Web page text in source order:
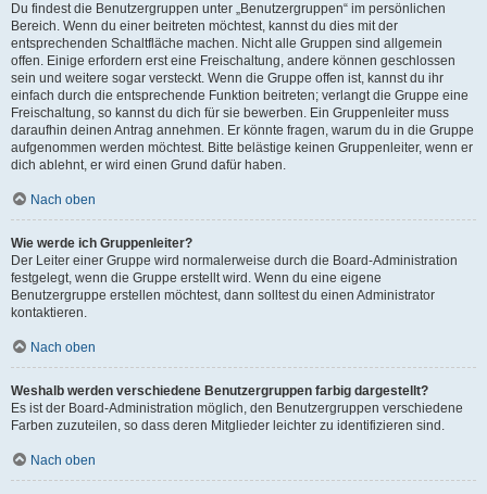
Du findest die Benutzergruppen unter „Benutzergruppen“ im persönlichen
Bereich. Wenn du einer beitreten möchtest, kannst du dies mit der
entsprechenden Schaltfläche machen. Nicht alle Gruppen sind allgemein
offen. Einige erfordern erst eine Freischaltung, andere können geschlossen
sein und weitere sogar versteckt. Wenn die Gruppe offen ist, kannst du ihr
einfach durch die entsprechende Funktion beitreten; verlangt die Gruppe eine
Freischaltung, so kannst du dich für sie bewerben. Ein Gruppenleiter muss
daraufhin deinen Antrag annehmen. Er könnte fragen, warum du in die Gruppe
aufgenommen werden möchtest. Bitte belästige keinen Gruppenleiter, wenn er
dich ablehnt, er wird einen Grund dafür haben.
Nach oben
Wie werde ich Gruppenleiter?
Der Leiter einer Gruppe wird normalerweise durch die Board-Administration
festgelegt, wenn die Gruppe erstellt wird. Wenn du eine eigene
Benutzergruppe erstellen möchtest, dann solltest du einen Administrator
kontaktieren.
Nach oben
Weshalb werden verschiedene Benutzergruppen farbig dargestellt?
Es ist der Board-Administration möglich, den Benutzergruppen verschiedene
Farben zuzuteilen, so dass deren Mitglieder leichter zu identifizieren sind.
Nach oben